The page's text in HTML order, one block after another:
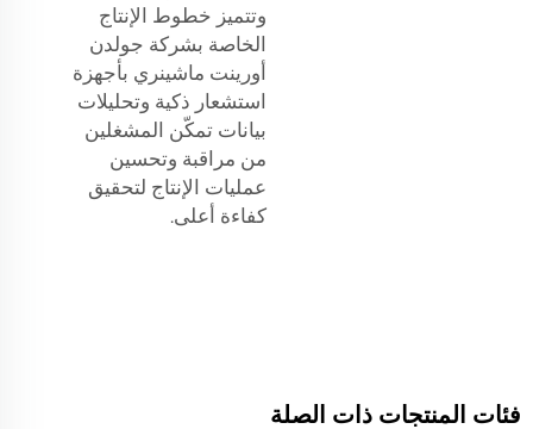
وتتميز خطوط الإنتاج
الخاصة بشركة جولدن
أورينت ماشينري بأجهزة
استشعار ذكية وتحليلات
بيانات تمكّن المشغلين
من مراقبة وتحسين
عمليات الإنتاج لتحقيق
كفاءة أعلى.
فئات المنتجات ذات الصلة